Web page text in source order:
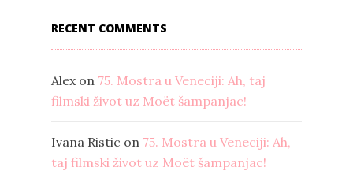
RECENT COMMENTS
Alexon 75. Mostra u Veneciji: Ah, taj
filmski život uz Moët šampanjac!
Ivana Ristic on 75. Mostra u Veneciji: Ah,
taj filmski život uz Moët šampanjac!